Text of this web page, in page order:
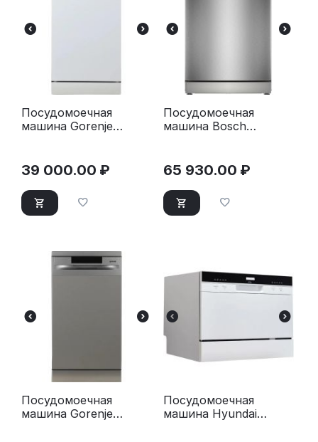
Посудомоечная
машина Gorenje
39 000.00 ₽
Посудомоечная
машина Bosch
65 930.00 ₽
Посудомоечная
машина Gorenje
Посудомоечная
машина Hyundai